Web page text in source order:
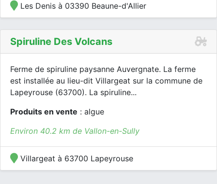
Les Denis à 03390 Beaune-d'Allier
Spiruline Des Volcans
Ferme de spiruline paysanne Auvergnate. La ferme
est installée au lieu-dit Villargeat sur la commune de
Lapeyrouse (63700). La spiruline...
Produits en vente : algue
Environ 40.2 km de Vallon-en-Sully
Villargeat à 63700 Lapeyrouse